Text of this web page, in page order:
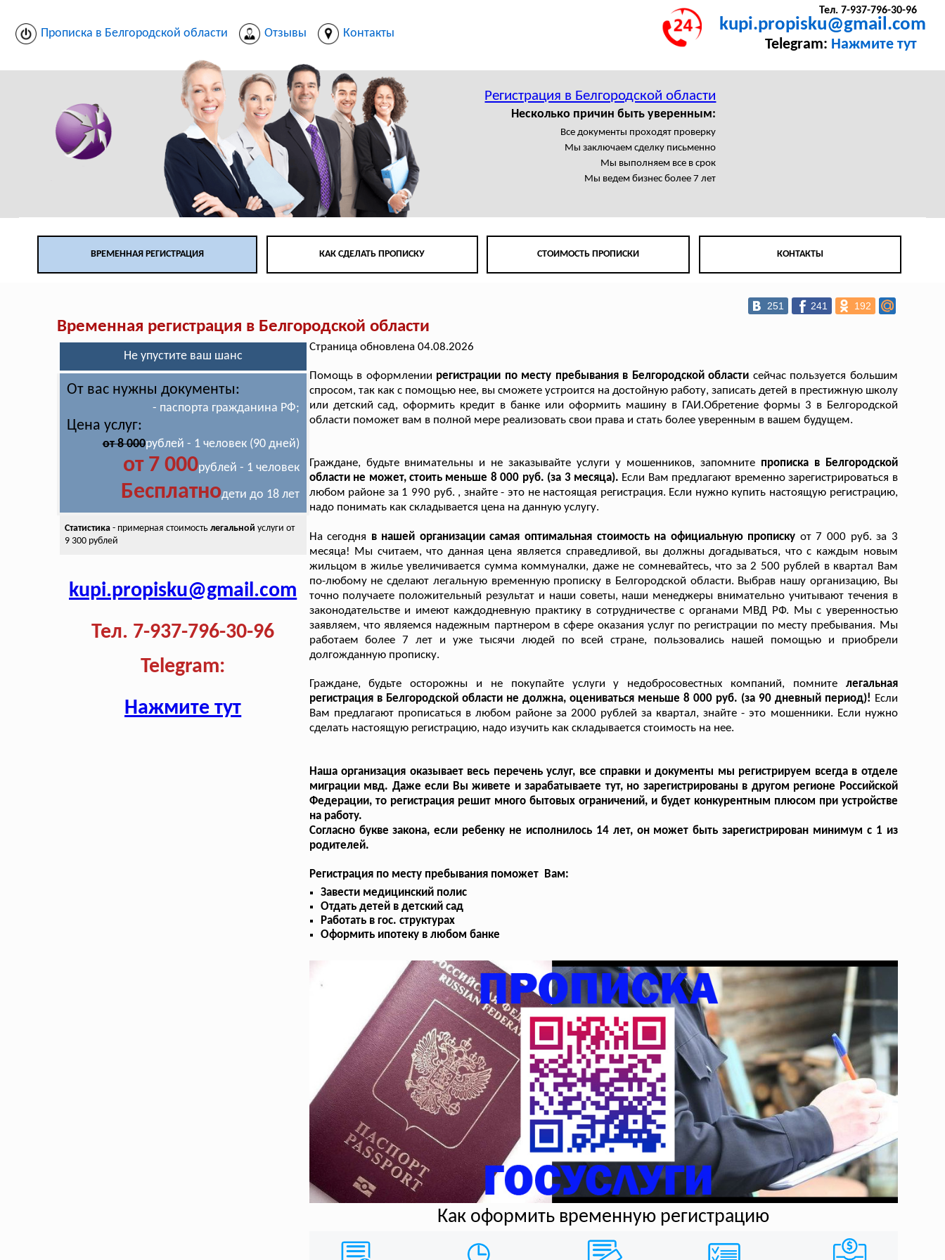
Прописка в Белгородской области Отзывы Контакты
Тел. 7-937-796-30-96
kupi.propisku@gmail.com
Telegram: Нажмите тут
Регистрация в Белгородской области
Несколько причин быть уверенным:
Все документы проходят проверку
Мы заключаем сделку письменно
Мы выполняем все в срок
Мы ведем бизнес более 7 лет
ВРЕМЕННАЯ РЕГИСТРАЦИЯ КАК СДЕЛАТЬ ПРОПИСКУ СТОИМОСТЬ ПРОПИСКИ КОНТАКТЫ
251 241 192
Временная регистрация в Белгородской области
Не упустите ваш шанс
От вас нужны документы:
- паспорта гражданина РФ;
Цена услуг:
от 8 000рублей - 1 человек (90 дней)
от 7 000рублей - 1 человек
Бесплатнодети до 18 лет
Статистика- примерная стоимость легальной услуги от
9 300 рублей
kupi.propisku@gmail.com
Тел. 7-937-796-30-96
Telegram:
Нажмите тут
Страница обновлена 04.08.2026
Помощь в оформлении регистрации по месту пребывания в Белгородской области сейчас пользуется большим
спросом, так как с помощью нее, вы сможете устроится на достойную работу, записать детей в престижную школу
или детский сад, оформить кредит в банке или оформить машину в ГАИ.Обретение формы 3 в Белгородской
области поможет вам в полной мере реализовать свои права и стать более уверенным в вашем будущем.
Граждане, будьте внимательны и не заказывайте услуги у мошенников, запомните прописка в Белгородской
области не может, стоить меньше 8 000 руб. (за 3 месяца). Если Вам предлагают временно зарегистрироваться в
любом районе за 1 990 руб. , знайте - это не настоящая регистрация. Если нужно купить настоящую регистрацию,
надо понимать как складывается цена на данную услугу.
На сегодня в нашей организации самая оптимальная стоимость на официальную прописку от 7 000 руб. за 3
месяца! Мы считаем, что данная цена является справедливой, вы должны догадываться, что с каждым новым
жильцом в жилье увеличивается сумма коммуналки, даже не сомневайтесь, что за 2 500 рублей в квартал Вам
по-любому не сделают легальную временную прописку в Белгородской области. Выбрав нашу организацию, Вы
точно получаете положительный результат и наши советы, наши менеджеры внимательно учитывают течения в
законодательстве и имеют каждодневную практику в сотрудничестве с органами МВД РФ. Мы с уверенностью
заявляем, что являемся надежным партнером в сфере оказания услуг по регистрации по месту пребывания. Мы
работаем более 7 лет и уже тысячи людей по всей стране, пользовались нашей помощью и приобрели
долгожданную прописку.
Граждане, будьте осторожны и не покупайте услуги у недобросовестных компаний, помните легальная
регистрация в Белгородской области не должна, оцениваться меньше 8 000 руб. (за 90 дневный период)! Если
Вам предлагают прописаться в любом районе за 2000 рублей за квартал, знайте - это мошенники. Если нужно
сделать настоящую регистрацию, надо изучить как складывается стоимость на нее.
Наша организация оказывает весь перечень услуг, все справки и документы мы регистрируем всегда в отделе
миграции мвд. Даже если Вы живете и зарабатываете тут, но зарегистрированы в другом регионе Российской
Федерации, то регистрация решит много бытовых ограничений, и будет конкурентным плюсом при устройстве
на работу.
Согласно букве закона, если ребенку не исполнилось 14 лет, он может быть зарегистрирован минимум с 1 из
родителей.
Регистрация по месту пребывания поможет Вам:
Завести медицинский полис
Отдать детей в детский сад
Работать в гос. структурах
Оформить ипотеку в любом банке
Как оформить временную регистрацию